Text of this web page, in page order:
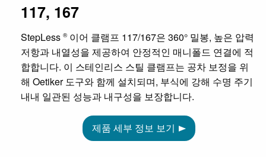
117, 167
StepLess ®이어 클램프 117/167은 360° 밀봉, 높은 압력
저항과 내열성을 제공하여 안정적인 매니폴드 연결에 적
합합니다. 이 스테인리스 스틸 클램프는 공차 보정을 위
해 Oetiker 도구와 함께 설치되며, 부식에 강해 수명 주기
내내 일관된 성능과 내구성을 보장합니다.
제품 세부 정보 보기